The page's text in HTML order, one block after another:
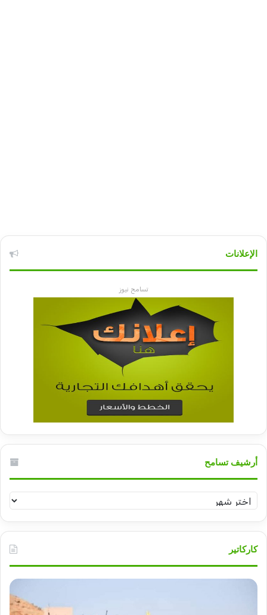
الإعلانات
تسامح نيوز
أرشيف تسامح
أرشيف
تسامح
كاركاتير
قوات